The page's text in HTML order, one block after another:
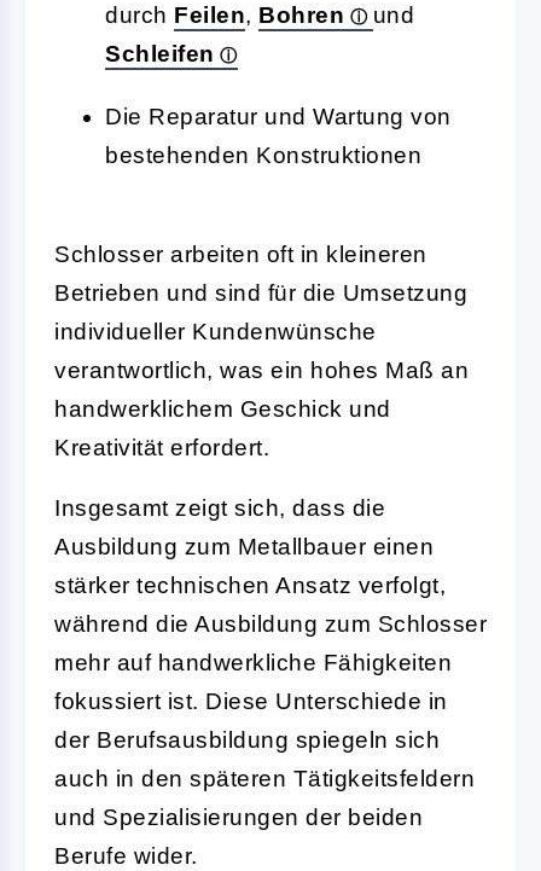
durch Feilen, Bohren
und
Schleifen
Die Reparatur und Wartung von
bestehenden Konstruktionen
Schlosser arbeiten oft in kleineren
Betrieben und sind für die Umsetzung
individueller Kundenwünsche
verantwortlich, was ein hohes Maß an
handwerklichem Geschick und
Kreativität erfordert.
Insgesamt zeigt sich, dass die
Ausbildung zum Metallbauer einen
stärker technischen Ansatz verfolgt,
während die Ausbildung zum Schlosser
mehr auf handwerkliche Fähigkeiten
fokussiert ist. Diese Unterschiede in
der Berufsausbildung spiegeln sich
auch in den späteren Tätigkeitsfeldern
und Spezialisierungen der beiden
Berufe wider.